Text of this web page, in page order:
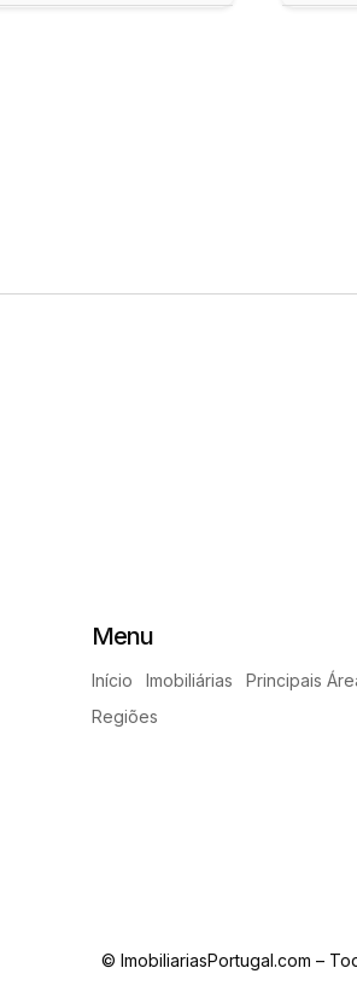
Menu
Início Imobiliárias
Principais
Regiões
© ImobiliariasPortugal.com –